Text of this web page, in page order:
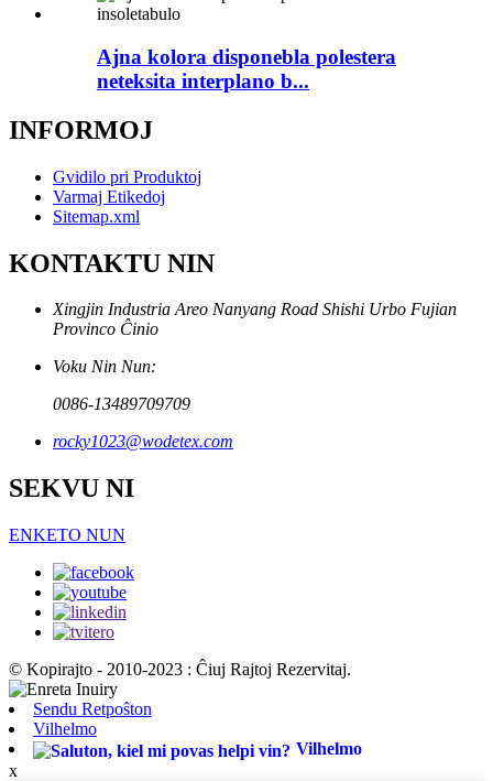
Ajna kolora disponebla polestera
neteksita interplano b...
INFORMOJ
Gvidilo pri Produktoj
Varmaj Etikedoj
Sitemap.xml
KONTAKTU NIN
Xingjin Industria Areo Nanyang Road Shishi Urbo Fujian
Provinco Ĉinio
Voku Nin Nun:
0086-13489709709
rocky1023@wodetex.com
SEKVU NI
ENKETO NUN
© Kopirajto - 2010-2023 : Ĉiuj Rajtoj Rezervitaj.
Sendu Retpoŝton
Vilhelmo
Vilhelmo
x